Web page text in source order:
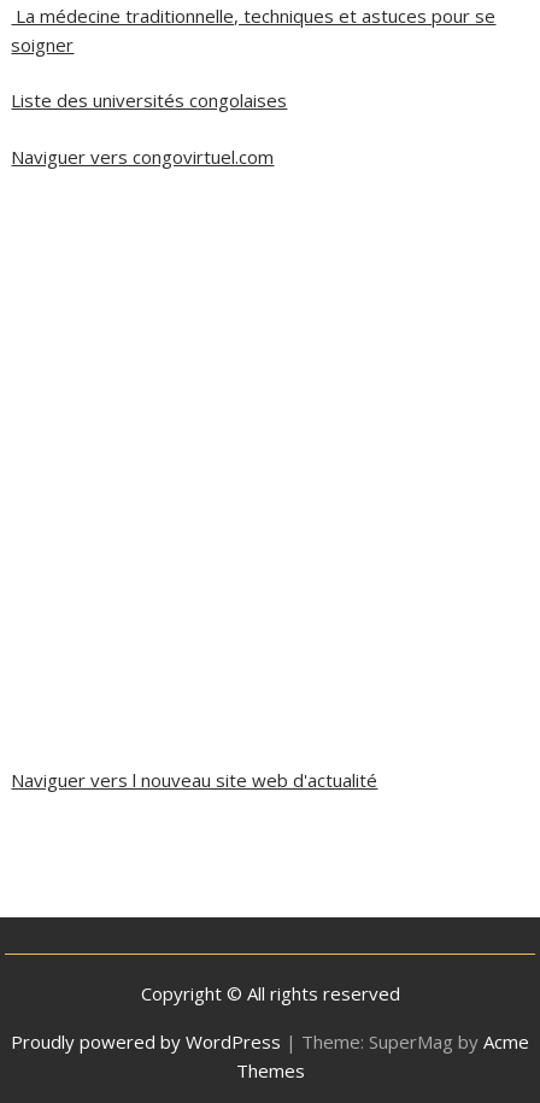
La médecine traditionnelle, techniques et astuces pour se
soigner
Liste des universités congolaises
Naviguer vers congovirtuel.com
Naviguer vers l nouveau site web d'actualité
Copyright © All rights reserved
Proudly powered by WordPress | Theme: SuperMag by Acme
Themes